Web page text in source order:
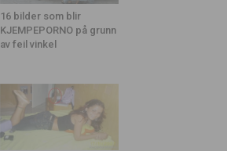
16 bilder som blir
KJEMPEPORNO på grunn
av feil vinkel